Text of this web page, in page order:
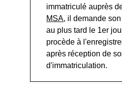
immatriculé auprès
MSA, il demande
au plus tard le 1er
procède à
après réception de
d'immatriculation.